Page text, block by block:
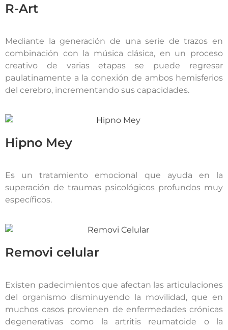
R-Art
Mediante la generación de una serie de trazos en
combinación con la música clásica, en un proceso
creativo de varias etapas se puede regresar
paulatinamente a la conexión de ambos hemisferios
del cerebro, incrementando sus capacidades.
Hipno Mey
Es un tratamiento emocional que ayuda en la
superación de traumas psicológicos profundos muy
específicos.
Removi celular
Existen padecimientos que afectan las articulaciones
del organismo disminuyendo la movilidad, que en
muchos casos provienen de enfermedades crónicas
degenerativas como la artritis reumatoide o la